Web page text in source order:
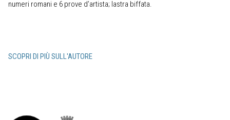
numeri romani e 6 prove d’artista; lastra biffata.
SCOPRI DI PIÙ SULL'AUTORE